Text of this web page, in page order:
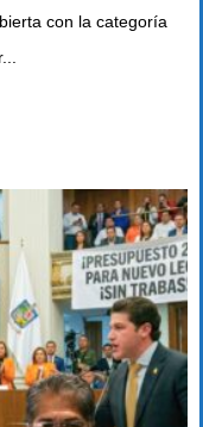
con la categoría